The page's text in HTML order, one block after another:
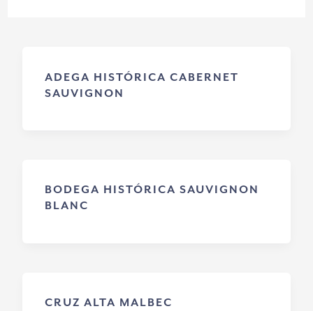
ADEGA HISTÓRICA CABERNET
SAUVIGNON
BODEGA HISTÓRICA SAUVIGNON
BLANC
CRUZ ALTA MALBEC